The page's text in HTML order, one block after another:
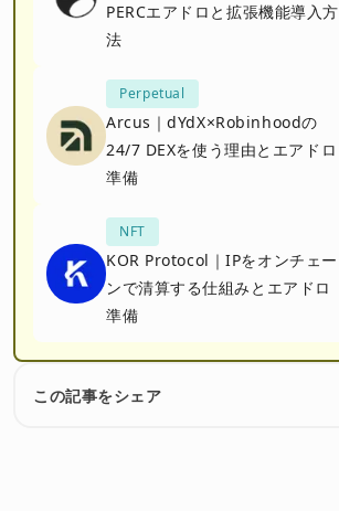
PERCエアドロと拡張機能導入方
法
Perpetual
Arcus｜dYdX×Robinhoodの
24/7 DEXを使う理由とエアドロ
準備
NFT
KOR Protocol｜IPをオンチェー
ンで清算する仕組みとエアドロ
準備
この記事をシェア